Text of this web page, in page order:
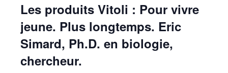
Les produits Vitoli : Pour vivre
jeune. Plus longtemps. Eric
Simard, Ph.D. en biologie,
chercheur.